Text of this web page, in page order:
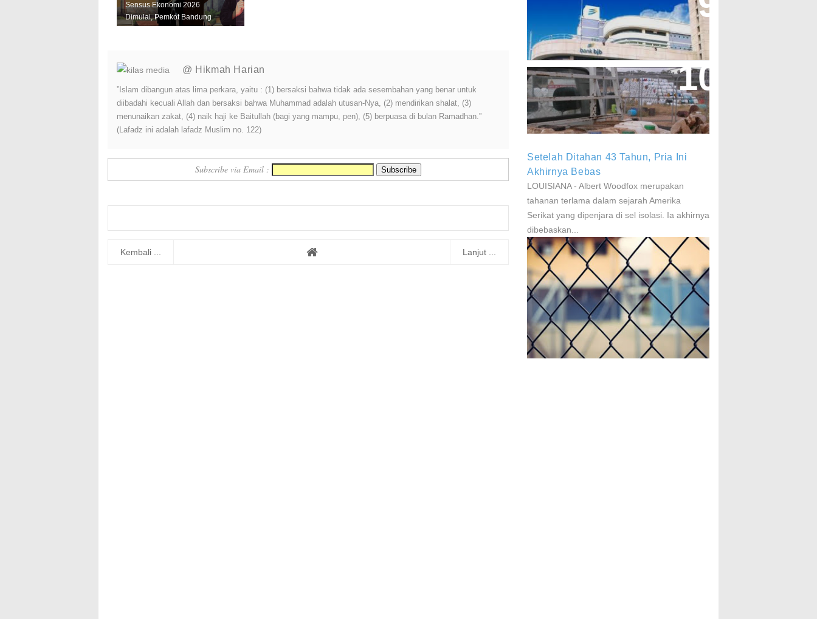
Sensus Ekonomi 2026
Dimulai, Pemkot Bandung
@ Hikmah Harian
”Islam dibangun atas lima perkara, yaitu : (1) bersaksi bahwa tidak ada sesembahan yang benar untuk
diibadahi kecuali Allah dan bersaksi bahwa Muhammad adalah utusan-Nya, (2) mendirikan shalat, (3)
menunaikan zakat, (4) naik haji ke Baitullah (bagi yang mampu, pen), (5) berpuasa di bulan Ramadhan.”
(Lafadz ini adalah lafadz Muslim no. 122)
Subscribe via Email :
Kembali ... Lanjut ...
Aher Minta Pemerintah Pusat
Masukan Kembali BJB Sebagai
Penyalur KUR
Paparan Pestisida Sebabkan
Parkinson Dan Kanker
Setelah Ditahan 43 Tahun, Pria Ini
Akhirnya Bebas
LOUISIANA - Albert Woodfox merupakan
tahanan terlama dalam sejarah Amerika
Serikat yang dipenjara di sel isolasi. Ia akhirnya
dibebaskan...